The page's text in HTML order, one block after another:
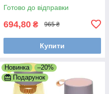
Готово до відправки
694,80 ₴ 965 ₴
Купити
Новинка
–20%
Подарунок